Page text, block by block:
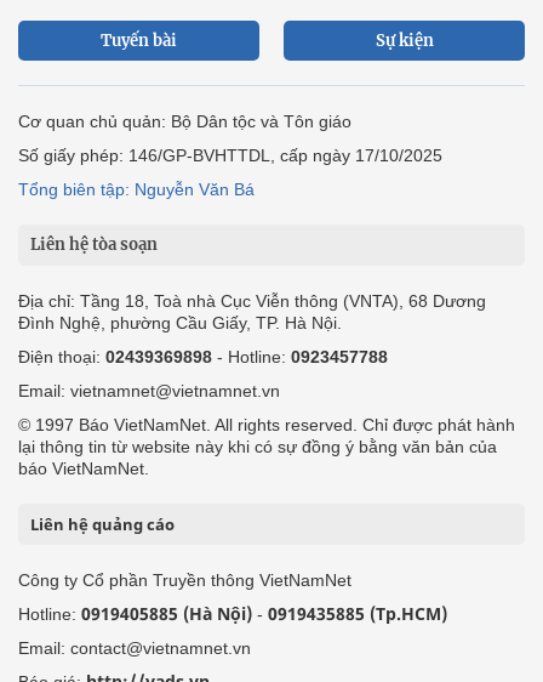
Tuyến bài Sự kiện
Cơ quan chủ quản: Bộ Dân tộc và Tôn giáo
Số giấy phép: 146/GP-BVHTTDL, cấp ngày 17/10/2025
Tổng biên tập: Nguyễn Văn Bá
Liên hệ tòa soạn
Địa chỉ: Tầng 18, Toà nhà Cục Viễn thông (VNTA), 68 Dương
Đình Nghệ, phường Cầu Giấy, TP. Hà Nội.
Điện thoại: 02439369898 - Hotline: 0923457788
Email: vietnamnet@vietnamnet.vn
© 1997 Báo VietNamNet. All rights reserved. Chỉ được phát hành
lại thông tin từ website này khi có sự đồng ý bằng văn bản của
báo VietNamNet.
Liên hệ quảng cáo
Công ty Cổ phần Truyền thông VietNamNet
Hotline: 0919405885 (Hà Nội) - 0919435885 (Tp.HCM)
Email: contact@vietnamnet.vn